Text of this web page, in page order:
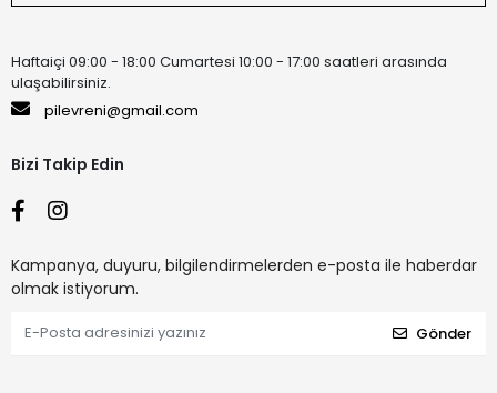
Haftaiçi 09:00 - 18:00 Cumartesi 10:00 - 17:00 saatleri arasında
ulaşabilirsiniz.
pilevreni@gmail.com
Bizi Takip Edin
Kampanya, duyuru, bilgilendirmelerden e-posta ile haberdar
olmak istiyorum.
Gönder